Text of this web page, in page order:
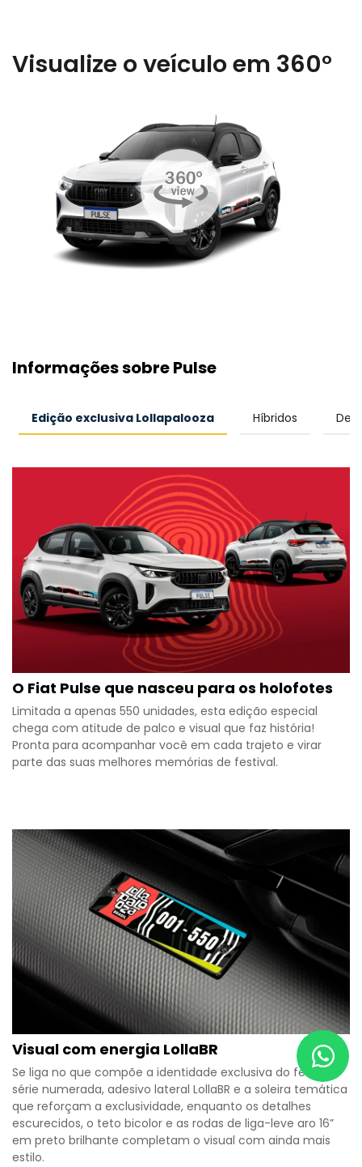
Visualize o veículo em 360°
Informações sobre Pulse
Edição exclusiva Lollapalooza Híbridos
O Fiat Pulse que nasceu para os holofotes
Limitada a apenas 550 unidades, esta edição especial
chega com atitude de palco e visual que faz história!
Pronta para acompanhar você em cada trajeto e virar
parte das suas melhores memórias de festival.
Visual com energia LollaBR
Se liga no que compõe a identidade exclusiva do festival:
série numerada, adesivo lateral LollaBR e a soleira temática
que reforçam a exclusividade, enquanto os detalhes
escurecidos, o teto bicolor e as rodas de liga-leve aro 16”
em preto brilhante completam o visual com ainda mais
estilo.